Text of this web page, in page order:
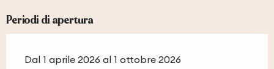
Periodi di apertura
Dal 1 aprile 2026 al 1 ottobre 2026